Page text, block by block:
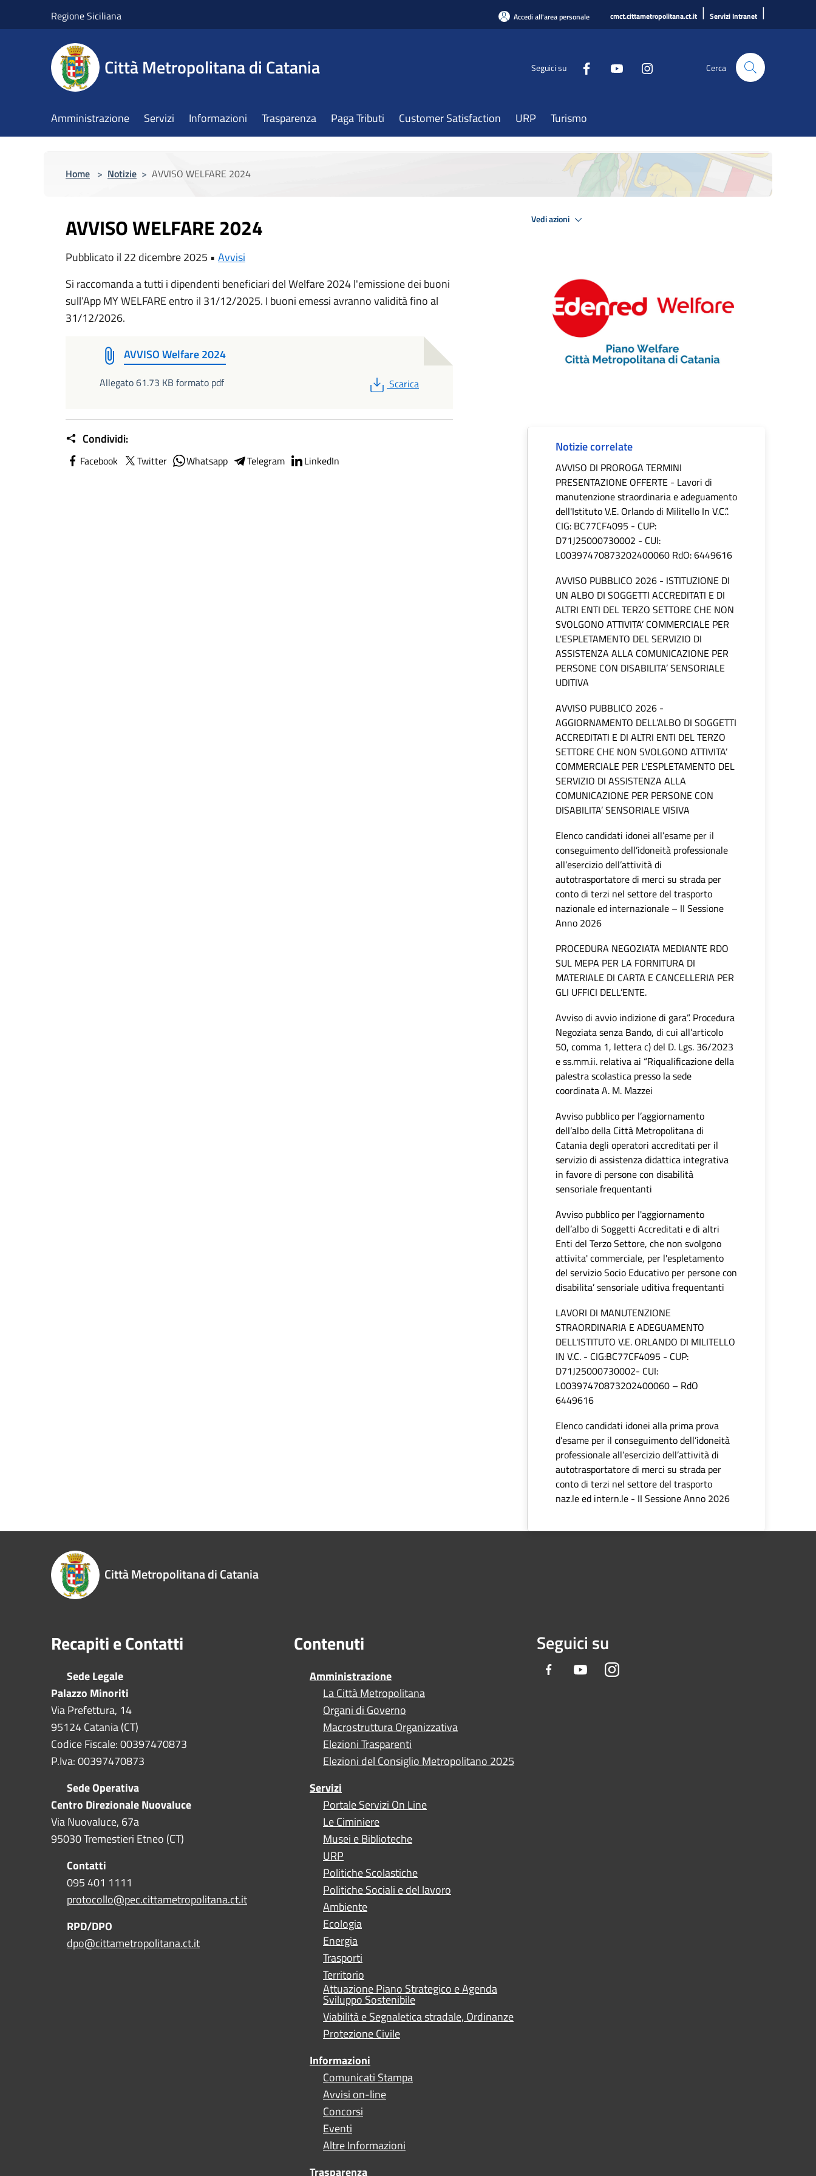
Regione Siciliana Accedi all'area personale cmct.cittametropolitana.ct.it | Servizi Intranet |
Città Metropolitana di Catania Seguici su Cerca
Amministrazione Servizi Informazioni Trasparenza Paga Tributi Customer Satisfaction URP Turismo
Home > Notizie > AVVISO WELFARE 2024
AVVISO WELFARE 2024
Pubblicato il 22 dicembre 2025 • Avvisi
Si raccomanda a tutti i dipendenti beneficiari del Welfare 2024 l'emissione dei buoni
sull’App MY WELFARE entro il 31/12/2025. I buoni emessi avranno validità fino al
31/12/2026.
AVVISO Welfare 2024
Allegato 61.73 KB formato pdf PDF
Scarica
Condividi:
Facebook Twitter Whatsapp Telegram LinkedIn
Vedi azioni
Notizie correlate
AVVISO DI PROROGA TERMINI
PRESENTAZIONE OFFERTE - Lavori di
manutenzione straordinaria e adeguamento
dell'Istituto V.E. Orlando di Militello In V.C.”.
CIG: BC77CF4095 - CUP:
D71J25000730002 - CUI:
L00397470873202400060 RdO: 6449616
AVVISO PUBBLICO 2026 - ISTITUZIONE DI
UN ALBO DI SOGGETTI ACCREDITATI E DI
ALTRI ENTI DEL TERZO SETTORE CHE NON
SVOLGONO ATTIVITA’ COMMERCIALE PER
L'ESPLETAMENTO DEL SERVIZIO DI
ASSISTENZA ALLA COMUNICAZIONE PER
PERSONE CON DISABILITA’ SENSORIALE
UDITIVA
AVVISO PUBBLICO 2026 -
AGGIORNAMENTO DELL’ALBO DI SOGGETTI
ACCREDITATI E DI ALTRI ENTI DEL TERZO
SETTORE CHE NON SVOLGONO ATTIVITA’
COMMERCIALE PER L'ESPLETAMENTO DEL
SERVIZIO DI ASSISTENZA ALLA
COMUNICAZIONE PER PERSONE CON
DISABILITA’ SENSORIALE VISIVA
Elenco candidati idonei all’esame per il
conseguimento dell’idoneità professionale
all’esercizio dell’attività di
autotrasportatore di merci su strada per
conto di terzi nel settore del trasporto
nazionale ed internazionale – II Sessione
Anno 2026
PROCEDURA NEGOZIATA MEDIANTE RDO
SUL MEPA PER LA FORNITURA DI
MATERIALE DI CARTA E CANCELLERIA PER
GLI UFFICI DELL’ENTE.
Avviso di avvio indizione di gara”. Procedura
Negoziata senza Bando, di cui all’articolo
50, comma 1, lettera c) del D. Lgs. 36/2023
e ss.mm.ii. relativa ai “Riqualificazione della
palestra scolastica presso la sede
coordinata A. M. Mazzei
Avviso pubblico per l’aggiornamento
dell’albo della Città Metropolitana di
Catania degli operatori accreditati per il
servizio di assistenza didattica integrativa
in favore di persone con disabilità
sensoriale frequentanti
Avviso pubblico per l'aggiornamento
dell’albo di Soggetti Accreditati e di altri
Enti del Terzo Settore, che non svolgono
attivita' commerciale, per l'espletamento
del servizio Socio Educativo per persone con
disabilita’ sensoriale uditiva frequentanti
LAVORI DI MANUTENZIONE
STRAORDINARIA E ADEGUAMENTO
DELL'ISTITUTO V.E. ORLANDO DI MILITELLO
IN V.C. - CIG:BC77CF4095 - CUP:
D71J25000730002- CUI:
L00397470873202400060 – RdO
6449616
Elenco candidati idonei alla prima prova
d’esame per il conseguimento dell’idoneità
professionale all’esercizio dell’attività di
autotrasportatore di merci su strada per
conto di terzi nel settore del trasporto
naz.le ed intern.le - II Sessione Anno 2026
Città Metropolitana di Catania
Recapiti e Contatti
Sede Legale
Palazzo Minoriti
Via Prefettura, 14
95124 Catania (CT)
Codice Fiscale: 00397470873
P.Iva: 00397470873
Sede Operativa
Centro Direzionale Nuovaluce
Via Nuovaluce, 67a
95030 Tremestieri Etneo (CT)
Contatti
095 401 1111
protocollo@pec.cittametropolitana.ct.it
RPD/DPO
dpo@cittametropolitana.ct.it
Contenuti
Amministrazione
La Città Metropolitana
Organi di Governo
Macrostruttura Organizzativa
Elezioni Trasparenti
Elezioni del Consiglio Metropolitano 2025
Servizi
Portale Servizi On Line
Le Ciminiere
Musei e Biblioteche
URP
Politiche Scolastiche
Politiche Sociali e del lavoro
Ambiente
Ecologia
Energia
Trasporti
Territorio
Attuazione Piano Strategico e Agenda
Sviluppo Sostenibile
Viabilità e Segnaletica stradale, Ordinanze
Protezione Civile
Informazioni
Comunicati Stampa
Avvisi on-line
Concorsi
Eventi
Altre Informazioni
Trasparenza
Seguici su
Facebook YoutubeInstagram